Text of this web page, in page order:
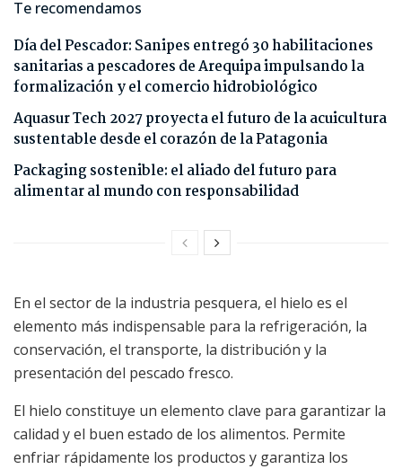
Te recomendamos
Día del Pescador: Sanipes entregó 30 habilitaciones
sanitarias a pescadores de Arequipa impulsando la
formalización y el comercio hidrobiológico
Aquasur Tech 2027 proyecta el futuro de la acuicultura
sustentable desde el corazón de la Patagonia
Packaging sostenible: el aliado del futuro para
alimentar al mundo con responsabilidad
En el sector de la industria pesquera, el hielo es el
elemento más indispensable para la refrigeración, la
conservación, el transporte, la distribución y la
presentación del pescado fresco.
El hielo constituye un elemento clave para garantizar la
calidad y el buen estado de los alimentos. Permite
enfriar rápidamente los productos y garantiza los